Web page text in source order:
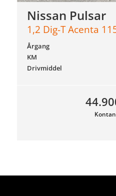
Nissan Pulsar
1,2 Dig-T Acenta
Årgang
KM
Drivmiddel